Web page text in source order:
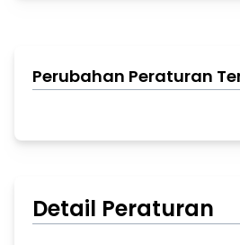
Perubahan Peraturan
Detail Peraturan